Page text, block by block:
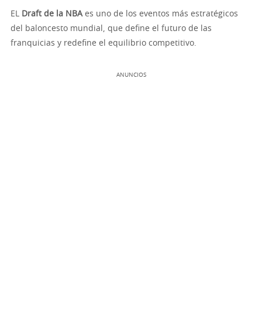
EL Draft de la NBA es uno de los eventos más estratégicos
del baloncesto mundial, que define el futuro de las
franquicias y redefine el equilibrio competitivo.
ANUNCIOS